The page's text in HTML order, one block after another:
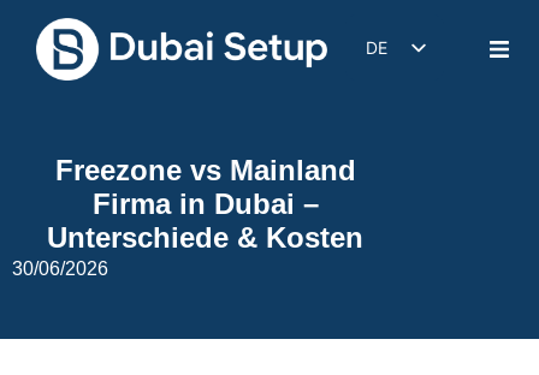
DE
Freezone vs Mainland
Firma in Dubai –
Unterschiede & Kosten
30/06/2026